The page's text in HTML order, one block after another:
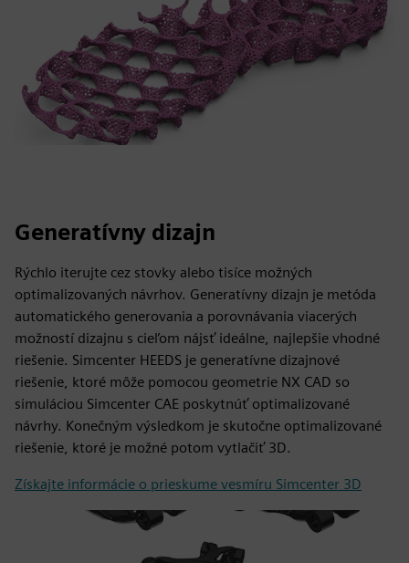
Generatívny dizajn
Rýchlo iterujte cez stovky alebo tisíce možných
optimalizovaných návrhov. Generatívny dizajn je metóda
automatického generovania a porovnávania viacerých
možností dizajnu s cieľom nájsť ideálne, najlepšie vhodné
riešenie. Simcenter HEEDS je generatívne dizajnové
riešenie, ktoré môže pomocou geometrie NX CAD so
simuláciou Simcenter CAE poskytnúť optimalizované
návrhy. Konečným výsledkom je skutočne optimalizované
riešenie, ktoré je možné potom vytlačiť 3D.
Získajte informácie o prieskume vesmíru Simcenter 3D